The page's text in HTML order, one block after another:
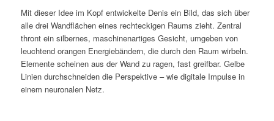
Mit dieser Idee im Kopf entwickelte Denis ein Bild, das sich über
alle drei Wandflächen eines rechteckigen Raums zieht. Zentral
thront ein silbernes, maschinenartiges Gesicht, umgeben von
leuchtend orangen Energiebändern, die durch den Raum wirbeln.
Elemente scheinen aus der Wand zu ragen, fast greifbar. Gelbe
Linien durchschneiden die Perspektive – wie digitale Impulse in
einem neuronalen Netz.